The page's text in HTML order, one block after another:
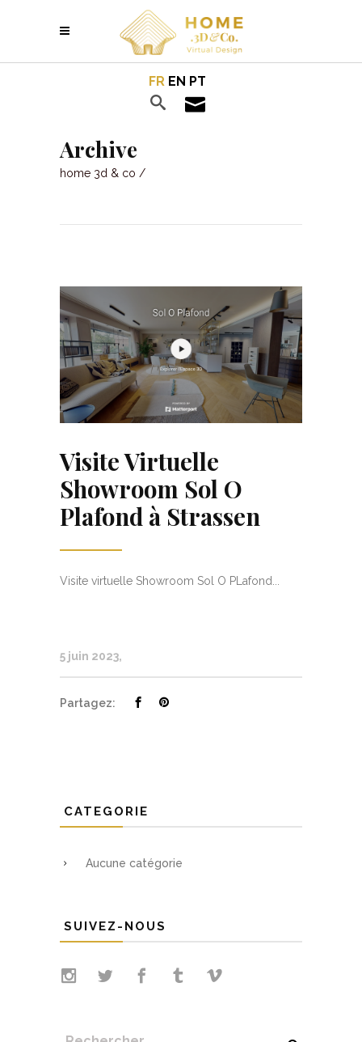
FR EN PT
Archive
home 3d & co /
Visite Virtuelle
Showroom Sol O
Plafond à Strassen
Visite virtuelle Showroom Sol O PLafond...
5 juin 2023
Partagez:
CATEGORIE
Aucune catégorie
SUIVEZ-NOUS